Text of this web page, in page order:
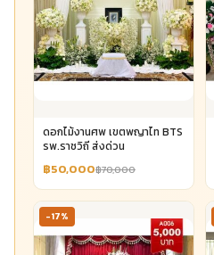
ดอกไม้งานศพ เขตพญาไท BTS
รพ.ราชวิถี ส่งด่วน
฿50,000฿70,000
-17%